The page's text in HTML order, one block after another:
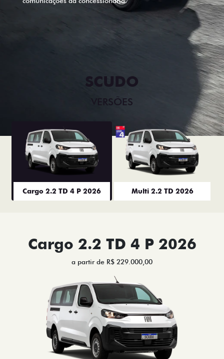
SCUDO
VERSÕES
Cargo 2.2 TD 4 P 2026 Multi 2.2 TD 2026
Cargo 2.2 TD 4 P 2026
a partir de R$ 229.000,00